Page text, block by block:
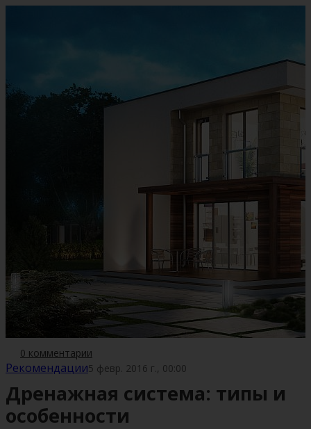
0 комментарии
Рекомендации5 февр. 2016 г., 00:00
Дренажная система: типы и
особенности